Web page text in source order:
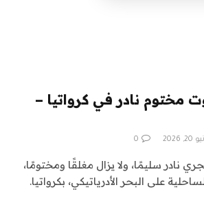
مختوم نادر في كرواتيا –
2026
0
نادر سليمًا، ولا يزال مغلقًا ومختومًا،
على البحر الأدرياتيكي، بكرواتيا.